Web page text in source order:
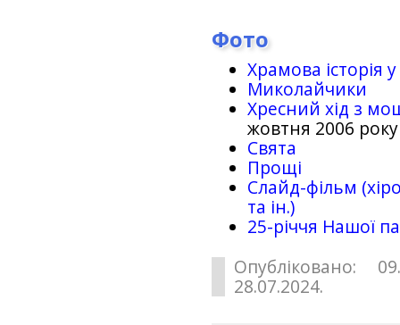
Фото
Храмова історія
Миколайчики
Хресний хід з
жовтня 2006 року
Свята
Прощі
Слайд-фільм
та ін.)
25-рiччя Нашої
Опубліковано:
28.07.2024.